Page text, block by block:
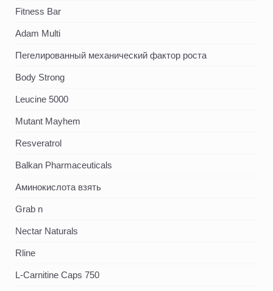
Fitness Bar
Adam Multi
Пегелированный механический фактор роста
Body Strong
Leucine 5000
Mutant Mayhem
Resveratrol
Balkan Pharmaceuticals
Аминокислота взять
Grab n
Nectar Naturals
Rline
L-Carnitine Caps 750